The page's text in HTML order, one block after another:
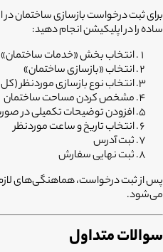
برای ثبت درخواستبازسازی ساختمان در
ساده را در اپلیکیشن انجام دهید:
انتخاب بخش «خدمات ساختمان»
انتخاب «بازسازی ساختمان»
انتخاب نوع بازسازی موردنظر
مشخص کردن مساحت ساختمان
افزودن توضیحات تکمیلی در
انتخاب تاریخ و ساعت موردنظر
ثبت آدرس
ثبت نهایی سفارش
پس از ثبت درخواست، هماهنگی‌های لازم
می‌شود.
سوالات متداول